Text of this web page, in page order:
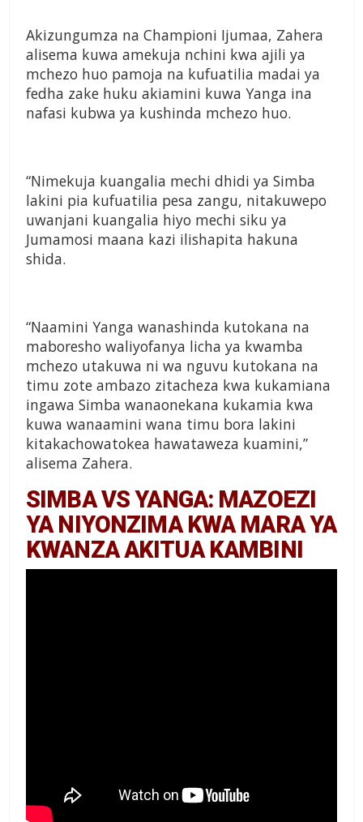
Akizungumza na Championi Ijumaa, Zahera
alisema kuwa amekuja nchini kwa ajili ya
mchezo huo pamoja na kufuatilia madai ya
fedha zake huku akiamini kuwa Yanga ina
nafasi kubwa ya kushinda mchezo huo.
“Nimekuja kuangalia mechi dhidi ya Simba
lakini pia kufuatilia pesa zangu, nitakuwepo
uwanjani kuangalia hiyo mechi siku ya
Jumamosi maana kazi ilishapita hakuna
shida.
“Naamini Yanga wanashinda kutokana na
maboresho waliyofanya licha ya kwamba
mchezo utakuwa ni wa nguvu kutokana na
timu zote ambazo zitacheza kwa kukamiana
ingawa Simba wanaonekana kukamia kwa
kuwa wanaamini wana timu bora lakini
kitakachowatokea hawataweza kuamini,”
alisema Zahera.
SIMBA VS YANGA: MAZOEZI
YA NIYONZIMA KWA MARA YA
KWANZA AKITUA KAMBINI